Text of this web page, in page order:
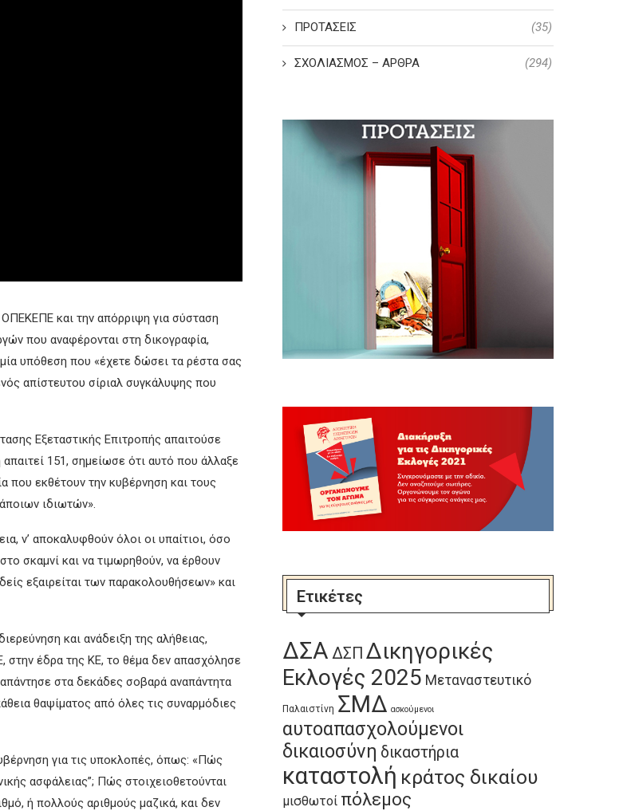
και την απόρριψη για σύσταση
που αναφέρονται στη δικογραφία,
υπόθεση που «έχετε δώσει τα ρέστα σας
απίστευτου σίριαλ συγκάλυψης που
Εξεταστικής Επιτροπής απαιτούσε
151, σημείωσε ότι αυτό που άλλαξε
που εκθέτουν την κυβέρνηση και τους
ιδιωτών».
ν’ αποκαλυφθούν όλοι οι υπαίτιοι, όσο
σκαμνί και να τιμωρηθούν, να έρθουν
εξαιρείται των παρακολουθήσεων» και
και ανάδειξη της αλήθειας,
έδρα της ΚΕ, το θέμα δεν απασχόλησε
στα δεκάδες σοβαρά αναπάντητα
θαψίματος από όλες τις συναρμόδιες
για τις υποκλοπές, όπως: «Πώς
ασφάλειας”; Πώς στοιχειοθετούνται
ή πολλούς αριθμούς μαζικά, και δεν
ΠΡΟΤΑΣΕΙΣ (35)
ΣΧΟΛΙΑΣΜΟΣ – ΑΡΘΡΑ (294)
Ετικέτες
ΔΣΑ ΔΣΠ Δικηγορικές
Εκλογές 2025 Μεταναστευτικό
Παλαιστίνη ΣΜΔ ασκούμενοι
αυτοαπασχολούμενοι
δικαιοσύνη δικαστήρια
καταστολή κράτος δικαίου
μισθωτοί πόλεμος